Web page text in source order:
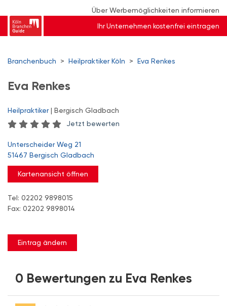
Über Werbemöglichkeiten informieren
Ihr Unternehmen kostenfrei eintragen
Branchenbuch > Heilpraktiker Köln > Eva Renkes
Eva Renkes
Heilpraktiker| Bergisch Gladbach
Jetzt bewerten
Unterscheider Weg 21
51467 Bergisch Gladbach
Kartenansicht öffnen
Tel: 02202 9898015
Fax: 02202 9898014
Eintrag ändern
0 Bewertungen zu Eva Renkes